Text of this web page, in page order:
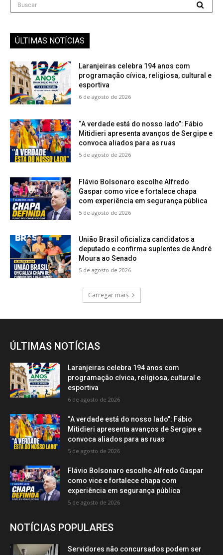
Buscar
ÚLTIMAS NOTÍCIAS
Laranjeiras celebra 194 anos com
programação cívica, religiosa, cultural e
esportiva
6 de agosto de 2026
“A verdade está do nosso lado”: Fábio
Mitidieri apresenta avanços de Sergipe e
convoca aliados para as ruas
5 de agosto de 2026
Flávio Bolsonaro escolhe Alfredo
Gaspar como vice e fortalece chapa
com experiência em segurança pública
5 de agosto de 2026
União Brasil oficializa candidatos a
deputado e confirma suplentes de André
Moura ao Senado
5 de agosto de 2026
Carregar mais
ÚLTIMAS NOTÍCIAS
Laranjeiras celebra 194 anos com
programação cívica, religiosa, cultural e
esportiva
6 de agosto de 2026
“A verdade está do nosso lado”: Fábio
Mitidieri apresenta avanços de Sergipe e
convoca aliados para as ruas
5 de agosto de 2026
Flávio Bolsonaro escolhe Alfredo Gaspar
como vice e fortalece chapa com
experiência em segurança pública
5 de agosto de 2026
NOTÍCIAS POPULARES
Servidores não concursados podem ser